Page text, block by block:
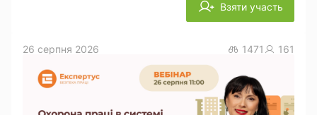
Взяти участь
26 серпня 2026 1471 161